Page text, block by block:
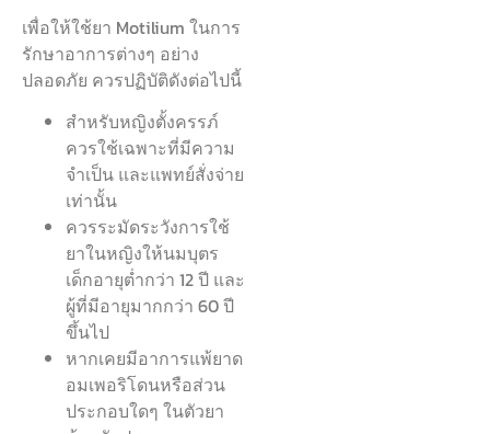
เพื่อให้ใช้ยา Motilium ในการ
รักษาอาการต่างๆ อย่าง
ปลอดภัย ควรปฏิบัติดังต่อไปนี้
สำหรับหญิงตั้งครรภ์
ควรใช้เฉพาะที่มีความ
จำเป็น และแพทย์สั่งจ่าย
เท่านั้น
ควรระมัดระวังการใช้
ยาในหญิงให้นมบุตร
เด็กอายุต่ำกว่า 12 ปี และ
ผู้ที่มีอายุมากกว่า 60 ปี
ขึ้นไป
หากเคยมีอาการแพ้ยาด
อมเพอริโดนหรือส่วน
ประกอบใดๆ ในตัวยา